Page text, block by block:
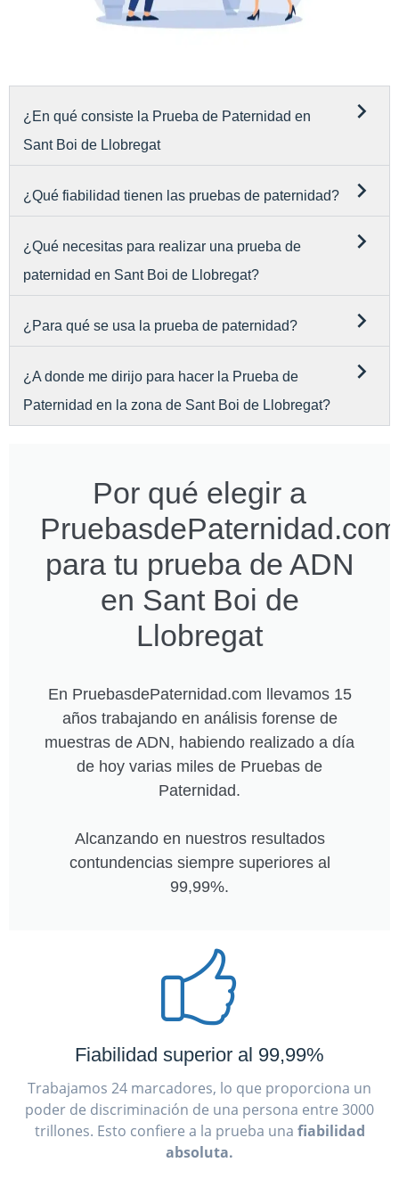
¿En qué consiste la Prueba de Paternidad en
Sant Boi de Llobregat
¿Qué fiabilidad tienen las pruebas de paternidad?
¿Qué necesitas para realizar una prueba de
paternidad en Sant Boi de Llobregat?
¿Para qué se usa la prueba de paternidad?
¿A donde me dirijo para hacer la Prueba de
Paternidad en la zona de Sant Boi de Llobregat?
Por qué elegir a
PruebasdePaternidad.com
para tu prueba de ADN
en Sant Boi de
Llobregat
En PruebasdePaternidad.com llevamos 15
años trabajando en análisis forense de
muestras de ADN, habiendo realizado a día
de hoy varias miles de Pruebas de
Paternidad.
Alcanzando en nuestros resultados
contundencias siempre superiores al
99,99%.
Fiabilidad superior al 99,99%
Trabajamos 24 marcadores, lo que proporciona un
poder de discriminación de una persona entre 3000
trillones. Esto confiere a la prueba una fiabilidad
absoluta.